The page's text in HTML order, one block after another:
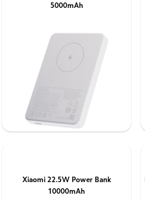
5000mAh
Xiaomi 22.5W Power Bank
10000mAh